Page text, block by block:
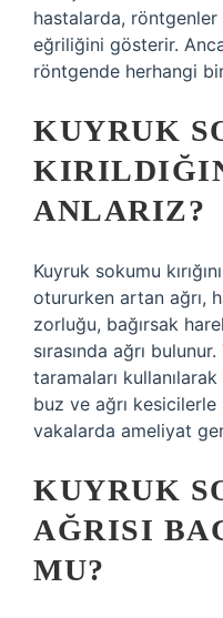
hastalarda,
eğriliğini gösterir.
röntgende herhangi
KUYRUK
ANLARIZ?
Kuyruk sokumu
otururken artan ağrı,
zorluğu, bağırsak
sırasında ağrı
taramaları kullanılarak
buz ve ağrı
vakalarda ameliyat
KUYRUK
AĞRISI
MU?